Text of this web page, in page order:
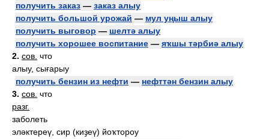
получить заказ — заказ алыу
получить большой урожай — мул уңыш алыу
получить выговор — шелтә алыу
получить хорошее воспитание — яҡшы тәрбиә алыу
2. сов. что
алыу, сығарыу
получить бензин из нефти — нефттән бензин алыу
3. сов. что
разг.
заболеть
эләктереү, сир (киҙеү) йоҡтороу